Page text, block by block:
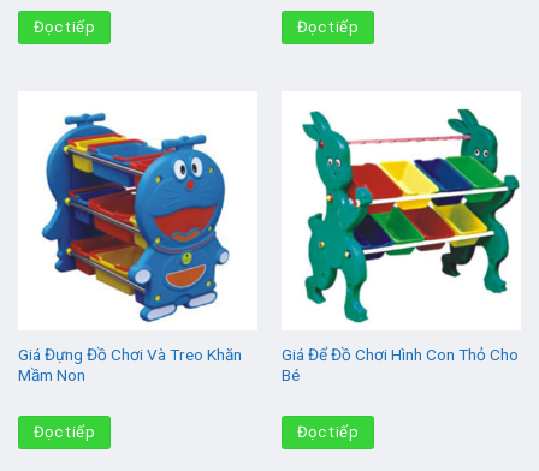
Đọc tiếp Đọc tiếp
Giá Đựng Đồ Chơi Và Treo Khăn
Mầm Non
Đọc tiếp
Giá Để Đồ Chơi Hình Con Thỏ Cho
Bé
Đọc tiếp